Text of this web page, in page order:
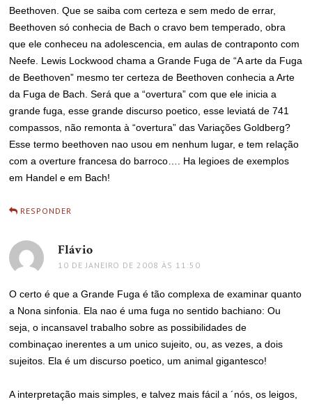
Beethoven. Que se saiba com certeza e sem medo de errar,
Beethoven só conhecia de Bach o cravo bem temperado, obra
que ele conheceu na adolescencia, em aulas de contraponto com
Neefe. Lewis Lockwood chama a Grande Fuga de “A arte da Fuga
de Beethoven” mesmo ter certeza de Beethoven conhecia a Arte
da Fuga de Bach. Será que a “overtura” com que ele inicia a
grande fuga, esse grande discurso poetico, esse leviatá de 741
compassos, não remonta à “overtura” das Variações Goldberg?
Esse termo beethoven nao usou em nenhum lugar, e tem relação
com a overture francesa do barroco…. Ha legioes de exemplos
em Handel e em Bach!
RESPONDER
Flávio
10 DE JANEIRO DE 2008 ÀS 11:50
O certo é que a Grande Fuga é tão complexa de examinar quanto
a Nona sinfonia. Ela nao é uma fuga no sentido bachiano: Ou
seja, o incansavel trabalho sobre as possibilidades de
combinaçao inerentes a um unico sujeito, ou, as vezes, a dois
sujeitos. Ela é um discurso poetico, um animal gigantesco!
A interpretação mais simples, e talvez mais fácil a ´nós, os leigos,